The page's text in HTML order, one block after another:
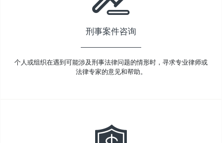
刑事案件咨询
个人或组织在遇到可能涉及刑事法律问题的情形时，寻求专业律师或
法律专家的意见和帮助。